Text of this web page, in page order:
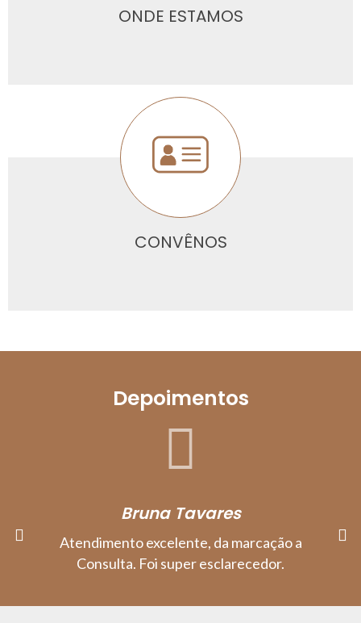
ONDE ESTAMOS
CONVÊNOS
Depoimentos
Bruna Tavares
Atendimento excelente, da marcação a
Consulta. Foi super esclarecedor.